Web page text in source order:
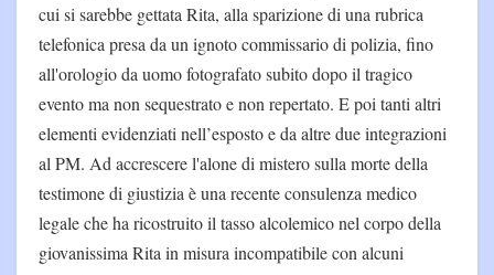
cui si sarebbe gettata Rita, alla sparizione di una rubrica
telefonica presa da un ignoto commissario di polizia, fino
all'orologio da uomo fotografato subito dopo il tragico
evento ma non sequestrato e non repertato. E poi tanti altri
elementi evidenziati nell’esposto e da altre due integrazioni
al PM. Ad accrescere l'alone di mistero sulla morte della
testimone di giustizia è una recente consulenza medico
legale che ha ricostruito il tasso alcolemico nel corpo della
giovanissima Rita in misura incompatibile con alcuni